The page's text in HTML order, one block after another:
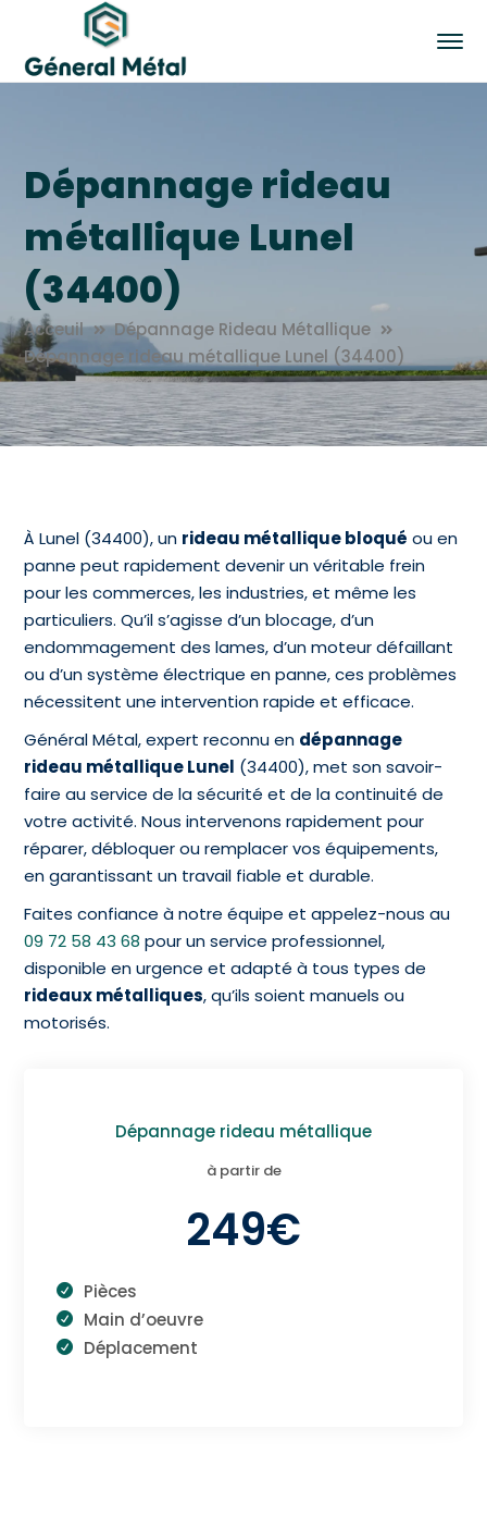
Dépannage rideau
métallique Lunel
(34400)
Acceuil
Dépannage Rideau Métallique
Dépannage rideau métallique Lunel (34400)
À Lunel (34400), un rideau métallique bloqué ou en
panne peut rapidement devenir un véritable frein
pour les commerces, les industries, et même les
particuliers. Qu’il s’agisse d’un blocage, d’un
endommagement des lames, d’un moteur défaillant
ou d’un système électrique en panne, ces problèmes
nécessitent une intervention rapide et efficace.
Général Métal, expert reconnu en dépannage
rideau métallique Lunel (34400), met son savoir-
faire au service de la sécurité et de la continuité de
votre activité. Nous intervenons rapidement pour
réparer, débloquer ou remplacer vos équipements,
en garantissant un travail fiable et durable.
Faites confiance à notre équipe et appelez-nous au
09 72 58 43 68 pour un service professionnel,
disponible en urgence et adapté à tous types de
rideaux métalliques, qu’ils soient manuels ou
motorisés.
Dépannage rideau métallique
à partir de
249€
Pièces
Main d’oeuvre
Déplacement